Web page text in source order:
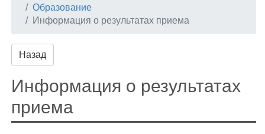
Образование
Информация о результатах приема
Назад
Информация о результатах
приема